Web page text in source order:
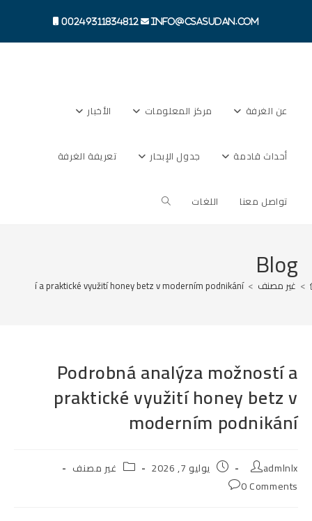
content
info@csasudan.com
00249311834812
عن الغرفة مركز المعلومات الأخبار
أحداث قادمة جدول الإبحار تعريفة الغرفة
تواصل معنا اللغات Toggle
search
Blog
> غير مصنف >
a praktické využití honey betz v moderním podnikání
Podrobná analýza možností a
praktické využití honey betz v
moderním podnikání
Post
author:
admlnlx
Post
published:
يوليو 7, 2026 Post
category:
غير مصنف
Post
0 Comments